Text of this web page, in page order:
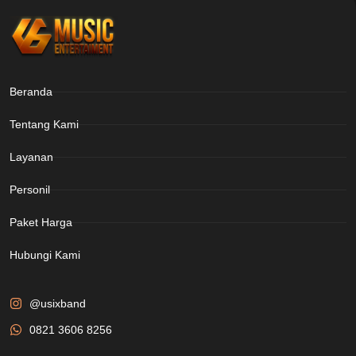
@usixband
0821 3606 8256
Beranda
Tentang Kami
Layanan
Personil
Paket Harga
Hubungi Kami